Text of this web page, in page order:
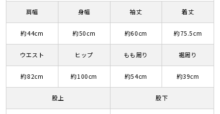
肩幅
約44cm
身幅
約50cm
袖丈
約60cm
着丈
約75.5cm
ウエスト
約82cm
ヒップ
約100cm
もも周り
約54cm
裾周り
約39cm
股上 股下